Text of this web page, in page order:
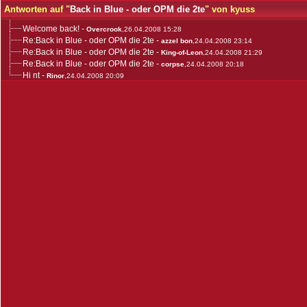
Antworten auf "Back in Blue - oder OPM die 2te" von kyuss
Welcome back! - Overcrook ,26.04.2008 15:28
Re:Back in Blue - oder OPM die 2te - azzel bon ,24.04.2008 23:14
Re:Back in Blue - oder OPM die 2te - King-of-Leon ,24.04.2008 21:29
Re:Back in Blue - oder OPM die 2te - corpse ,24.04.2008 20:18
Hi nt- Rinor ,24.04.2008 20:09